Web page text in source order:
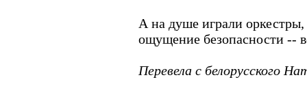
А на душе играли
ощущение безопасности --
Перевела с белорусского